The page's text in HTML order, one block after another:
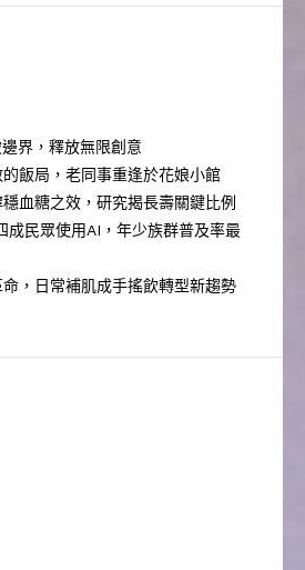
界，釋放無限創意
飯局，老同事重逢於花娘小館
血糖之效，研究揭長壽關鍵比例
成民眾使用AI，年少族群普及率最
，日常補肌成手搖飲轉型新趨勢